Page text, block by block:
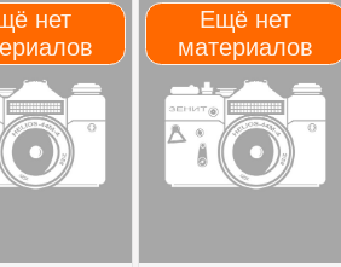
нет
Ещё нет
материалов